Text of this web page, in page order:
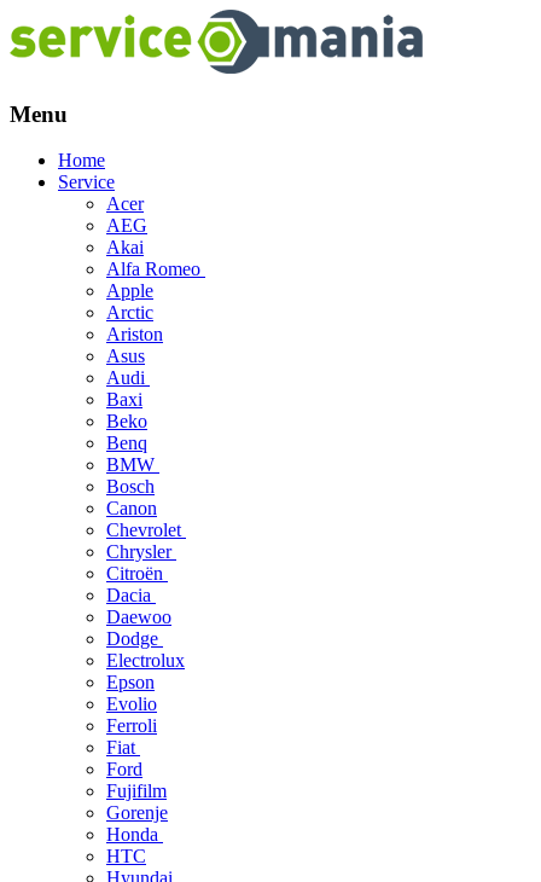
Menu
Skip
Home
Service
Acer
AEG
Akai
Alfa Romeo
Apple
Arctic
Ariston
Asus
Audi
Baxi
Beko
Benq
BMW
Bosch
Canon
Chevrolet
Chrysler
Citroën
Dacia
Daewoo
Dodge
Electrolux
Epson
Evolio
Ferroli
Fiat
Ford
Fujifilm
Gorenje
Honda
HTC